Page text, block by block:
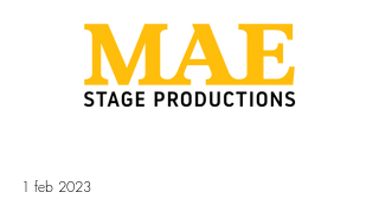
1 feb 2023